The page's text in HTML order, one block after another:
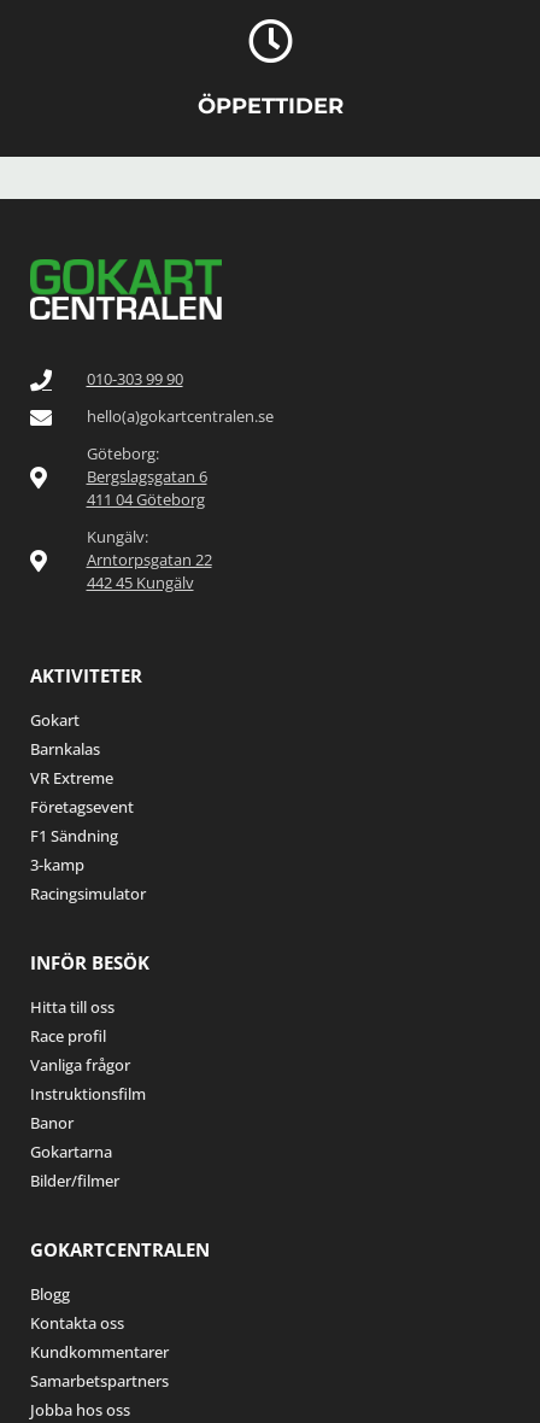
ÖPPETTIDER
010-303 99 90
hello(a)gokartcentralen.se
Göteborg:
Bergslagsgatan 6
411 04 Göteborg
Kungälv:
Arntorpsgatan 22
442 45 Kungälv
AKTIVITETER
Gokart
Barnkalas
VR Extreme
Företagsevent
F1 Sändning
3-kamp
Racingsimulator
INFÖR BESÖK
Hitta till oss
Race profil
Vanliga frågor
Instruktionsfilm
Banor
Gokartarna
Bilder/filmer
GOKARTCENTRALEN
Blogg
Kontakta oss
Kundkommentarer
Samarbetspartners
Jobba hos oss